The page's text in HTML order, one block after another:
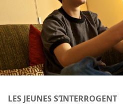
LES JEUNES S’INTERROGENT